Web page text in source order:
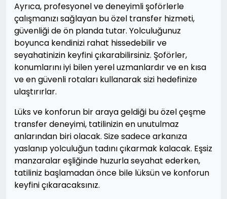
Ayrıca, profesyonel ve deneyimli şoförlerle
çalışmanızı sağlayan bu özel transfer hizmeti,
güvenliği de ön planda tutar. Yolculuğunuz
boyunca kendinizi rahat hissedebilir ve
seyahatinizin keyfini çıkarabilirsiniz. Şoförler,
konumlarını iyi bilen yerel uzmanlardır ve en kısa
ve en güvenli rotaları kullanarak sizi hedefinize
ulaştırırlar.
Lüks ve konforun bir araya geldiği bu özel çeşme
transfer deneyimi, tatilinizin en unutulmaz
anlarından biri olacak. Size sadece arkanıza
yaslanıp yolculuğun tadını çıkarmak kalacak. Eşsiz
manzaralar eşliğinde huzurla seyahat ederken,
tatiliniz başlamadan önce bile lüksün ve konforun
keyfini çıkaracaksınız.